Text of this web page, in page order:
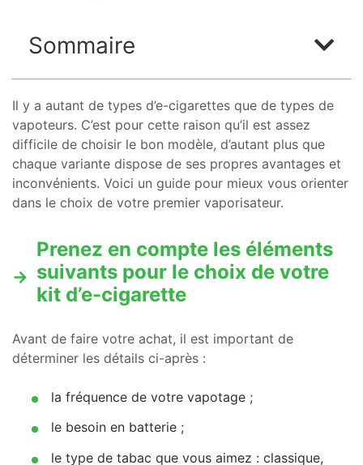
Sommaire
Il y a autant de types d’e-cigarettes que de types de
vapoteurs. C’est pour cette raison qu’il est assez
difficile de choisir le bon modèle, d’autant plus que
chaque variante dispose de ses propres avantages et
inconvénients. Voici un guide pour mieux vous orienter
dans le choix de votre premier vaporisateur.
Prenez en compte les éléments
suivants pour le choix de votre
kit d’e-cigarette
Avant de faire votre achat, il est important de
déterminer les détails ci-après :
la fréquence de votre vapotage ;
le besoin en batterie ;
le type de tabac que vous aimez : classique,